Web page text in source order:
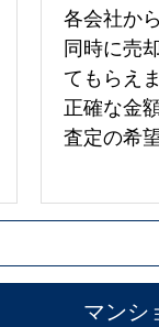
各会社か
同時に売
てもらえま
正確な金
査定の希
マンシ